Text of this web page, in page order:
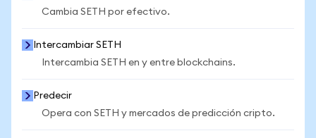
Cambia SETH por efectivo.
Intercambiar SETH
Intercambia SETH en y entre blockchains.
Predecir
Opera con SETH y mercados de predicción cripto.